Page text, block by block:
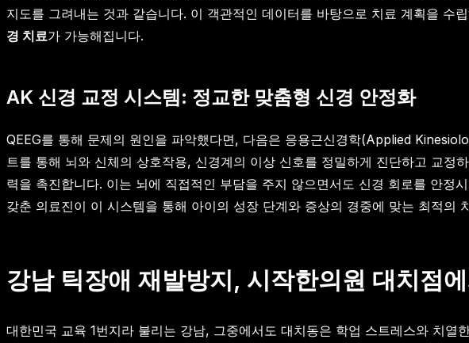
지도를 그려내는 것과 같습니다. 이 객관적인 데이터를 바탕으로 치료 계획을
경 치료가 가능해집니다.
AK 신경 교정 시스템: 정교한 맞춤형 신경 안정화
QEEG를 통해 문제의 원인을 파악했다면, 다음은 응용근신경학(Applied
트를 통해 뇌와 신체의 상호작용, 신경계의 이상 신호를 정밀하게 진단하고 교
력을 촉진합니다. 이는 뇌에 직접적인 부담을 주지 않으면서도 신경 회로를 안정
갖춘 의료진이 이 시스템을 통해 아이의 성장 단계와 증상의 경중에 맞는 최적의
강남 틱장애 재발방지, 시작한의원 대치점
대한민국 교육 1번지라 불리는 강남, 그중에서도 대치동은 학업 스트레스와 치